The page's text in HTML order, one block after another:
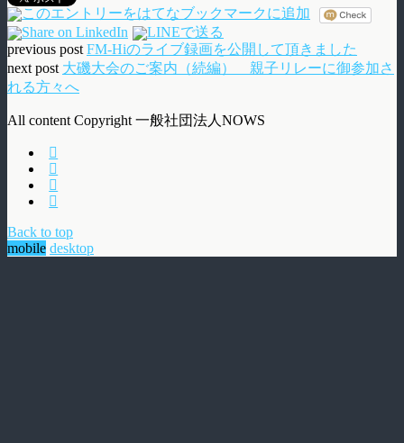
previous post FM-Hiのライブ録画を公開して頂きました
next post 大磯大会のご案内（続編） 親子リレーに御参加さ
れる方々へ
All content Copyright 一般社団法人NOWS
Back to top
mobile desktop